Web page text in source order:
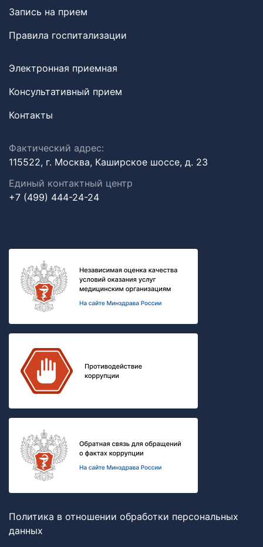
Запись на прием
Правила госпитализации
Электронная приемная
Консультативный прием
Контакты
Фактический адрес:
115522, г. Москва, Каширское шоссе, д. 23
Единый контактный центр
+7 (499) 444-24-24
Политика в отношении обработки персональных
данных